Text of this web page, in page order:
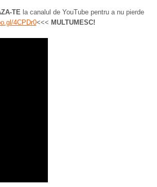
TE la canalul de YouTube pentru a nu pierde
4CPDr0<<< MULTUMESC!